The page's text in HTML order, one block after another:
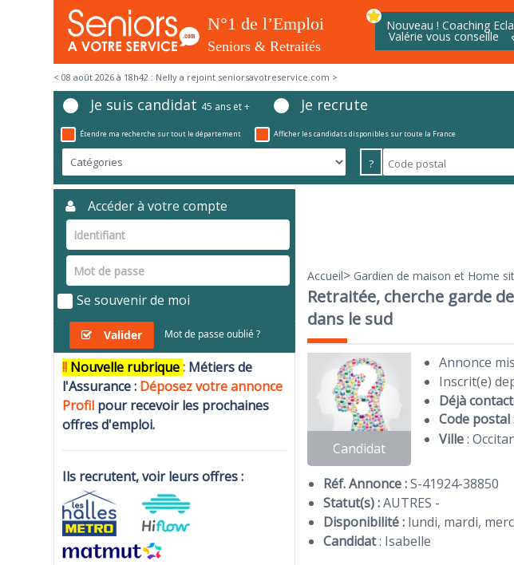
Nouveau ! Coaching
Valérie vous conseille
< 08 août 2026 à 18h42 : Nelly a rejoint seniorsavotreservice.com >
Je suis candidat 45 ans et + Je recrute
Étendre ma recherche sur tout le département Afficher les candidats disponibles sur toute la France
?
Accueil> Gardien de maison et Home
Retraitée, cherche garde
dans le sud
Candidat
Annonce
Inscrit(e)
Déjà
Code postal:
Ville:
Réf. Annonce :S-41924-38850
Statut(s) :AUTRES -
Disponibilité :lundi, mardi,
Candidat: Isabelle
Accéder à votre compte
Se souvenir de moi
Valider Mot de passe oublié ?
!! Nouvelle rubrique: Métiers de
l'Assurance : Déposez votre annonce
Profil pour recevoir les prochaines
offres d'emploi.
Ils recrutent, voir leurs offres :